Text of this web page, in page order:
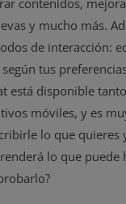
contenidos,
y mucho más.
de interacción:
tus
está disponible
móviles, y es
lo que quieres
lo que puede